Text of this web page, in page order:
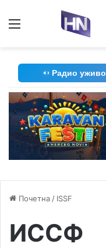
Радио уживо
Почетна / ISSF
ИССФ